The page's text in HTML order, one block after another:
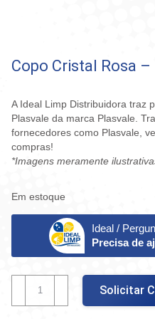
Copo Cristal Rosa –
A Ideal Limp Distribuidora traz
Plasvale da marca Plasvale.
fornecedores como Plasvale,
compras!
*Imagens meramente
Em estoque
Ideal /
Precisa de
Cristal
Rosa
Solicitar